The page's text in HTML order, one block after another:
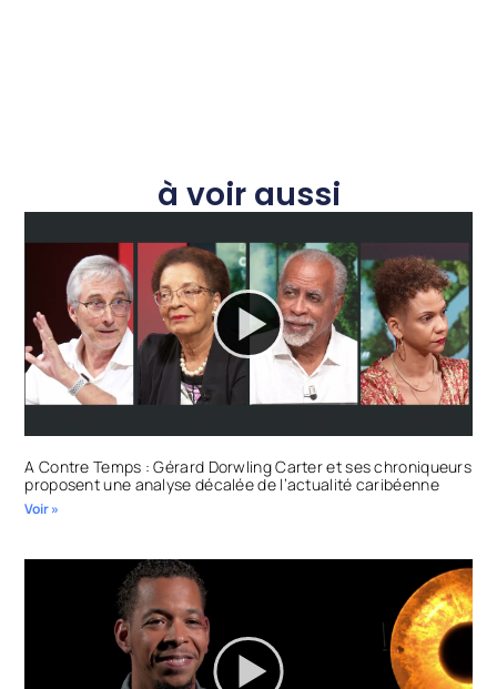
à voir aussi
A Contre Temps : Gérard Dorwling Carter et ses chroniqueurs
proposent une analyse décalée de l’actualité caribéenne
Voir »